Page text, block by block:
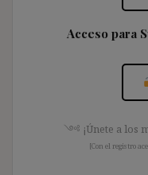
Acceso para
༺ ¡Únete a los
[Con el registro